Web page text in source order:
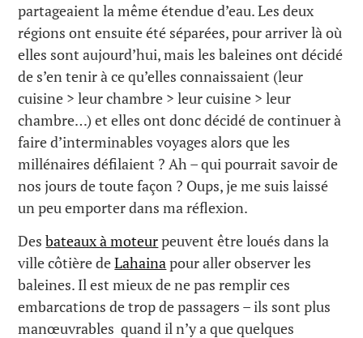
partageaient la même étendue d’eau. Les deux
régions ont ensuite été séparées, pour arriver là où
elles sont aujourd’hui, mais les baleines ont décidé
de s’en tenir à ce qu’elles connaissaient (leur
cuisine > leur chambre > leur cuisine > leur
chambre…) et elles ont donc décidé de continuer à
faire d’interminables voyages alors que les
millénaires défilaient ? Ah – qui pourrait savoir de
nos jours de toute façon ? Oups, je me suis laissé
un peu emporter dans ma réflexion.
Desbateaux à moteurpeuvent être loués dans la
ville côtière deLahaina pour aller observer les
baleines. Il est mieux de ne pas remplir ces
embarcations de trop de passagers – ils sont plus
manœuvrables quand il n’y a que quelques